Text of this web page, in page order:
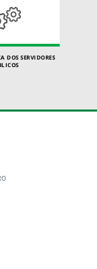
DOS SERVIDORES